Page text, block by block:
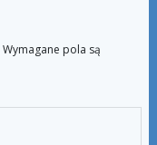
Wymagane pola są